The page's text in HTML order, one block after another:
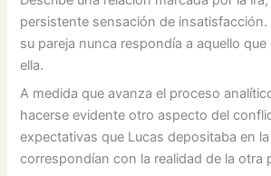
persistente sensación de insatisfacción.
su pareja nunca respondía a aquello que
ella.
A medida que avanza el proceso
hacerse evidente otro aspecto del
expectativas que Lucas depositaba en
correspondían con la realidad de la otra